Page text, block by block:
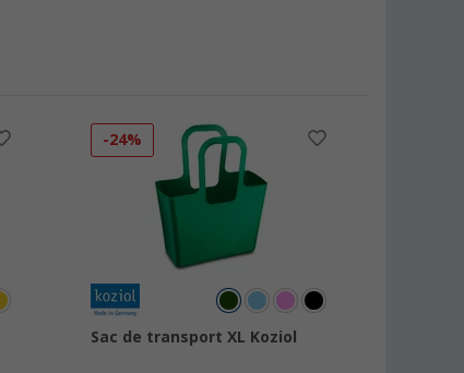
-24%
Sac de transport XL Koziol